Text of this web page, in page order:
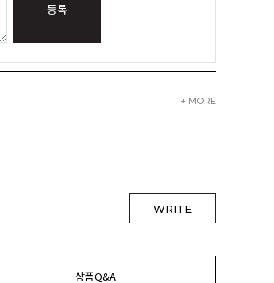
등록
+ MORE
WRITE
상품Q&A